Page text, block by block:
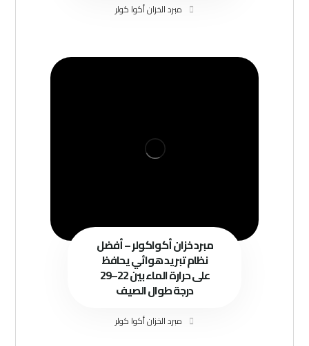
مبرد الخزان أكوا كولر
مبرد خزان أكواكولر – أفضل
نظام تبريد هوائي يحافظ
على حرارة الماء بين 22–29
درجة طوال الصيف
مبرد الخزان أكوا كولر